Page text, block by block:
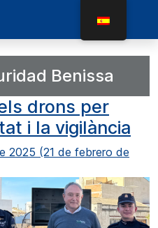
Benissa
drons per
i la vigilància
2025 (21 de febrero de